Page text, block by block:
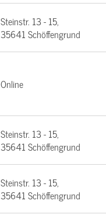
Steinstr. 13 - 15,
35641 Schöffengrund
Online
Steinstr. 13 - 15,
35641 Schöffengrund
Steinstr. 13 - 15,
35641 Schöffengrund